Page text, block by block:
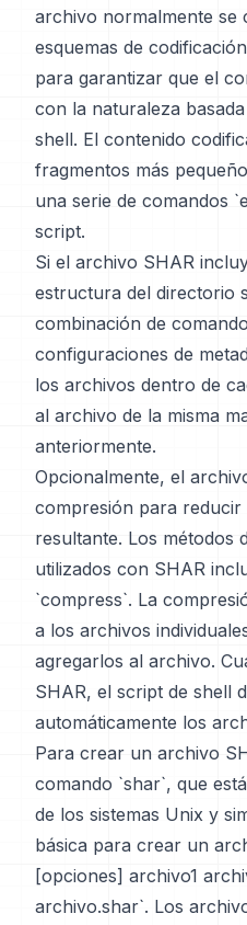
archivo normalmente se
esquemas de
para garantizar que el
con la naturaleza
shell. El contenido
fragmentos más
una serie de comandos
script.
Si el archivo SHAR
estructura del directorio
combinación de
configuraciones de
los archivos dentro de
al archivo de la misma
anteriormente.
Opcionalmente, el
compresión para
resultante. Los métodos
utilizados con SHAR
`compress`. La
a los archivos
agregarlos al archivo.
SHAR, el script de shell
automáticamente los
Para crear un archivo
comando `shar`, que
de los sistemas Unix y
básica para crear un
[opciones] archivo1
archivo.shar`. Los